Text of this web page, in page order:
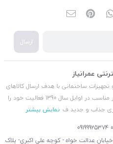
ارسال
عمرانیاز
ساختمانی با هدف ارسال کالاهای
مورد نیاز مشتریان گرامی با قیمت بسیار مناسب در اوایل سال 1390 فعالیت خود را
نمایش بیشتر
09199925374
عدالت خواه - کوچه علی اکبری- پلاک